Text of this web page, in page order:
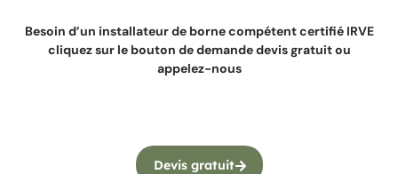
Besoin d’un installateur de borne compétent certifié IRVE
cliquez sur le bouton de demande devis gratuit ou
appelez-nous
Devis gratuit